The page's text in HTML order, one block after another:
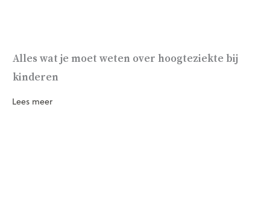
Alles wat je moet weten over hoogteziekte bij
kinderen
Lees meer